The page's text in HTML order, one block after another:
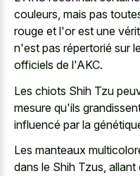
couleurs, mais pas
rouge et l'or est une
n'est pas répertorié sur
officiels de l'AKC.
Les chiots Shih Tzu
mesure qu'ils
influencé par la
Les manteaux
dans le Shih Tzus,